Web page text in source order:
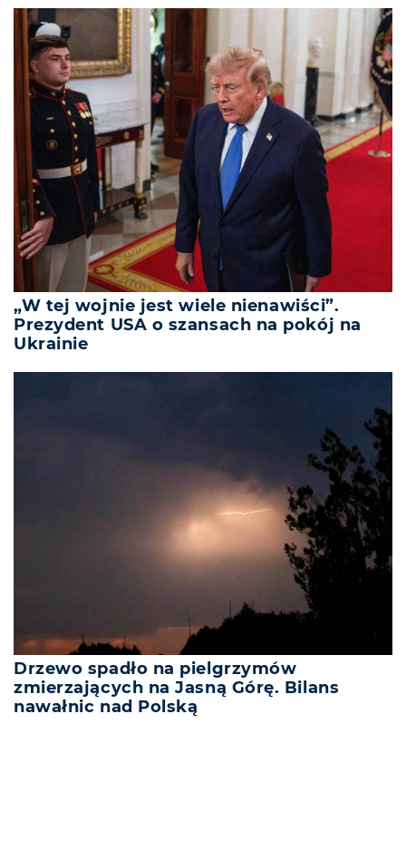
„W tej wojnie jest wiele nienawiści”.
Prezydent USA o szansach na pokój na
Ukrainie
Drzewo spadło na pielgrzymów
zmierzających na Jasną Górę. Bilans
nawałnic nad Polską